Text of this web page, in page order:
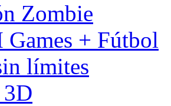
Zombie
Games + Fútbol
límites
3D